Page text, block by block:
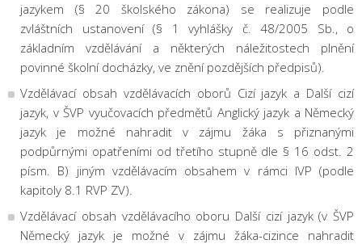
jazykem (§ 20 školského zákona) se realizuje podle
zvláštních ustanovení (§ 1 vyhlášky č. 48/2005 Sb., o
základním vzdělávání a některých náležitostech plnění
povinné školní docházky, ve znění pozdějších předpisů).
Vzdělávací obsah vzdělávacích oborů Cizí jazyk a Další cizí
jazyk, v ŠVP vyučovacích předmětů Anglický jazyk a Německý
jazyk je možné nahradit v zájmu žáka s přiznanými
podpůrnými opatřeními od třetího stupně dle § 16 odst. 2
písm. B) jiným vzdělávacím obsahem v rámci IVP (podle
kapitoly 8.1 RVP ZV).
Vzdělávací obsah vzdělávacího oboru Další cizí jazyk (v ŠVP
Německý jazyk je možné v zájmu žáka-cizince nahradit